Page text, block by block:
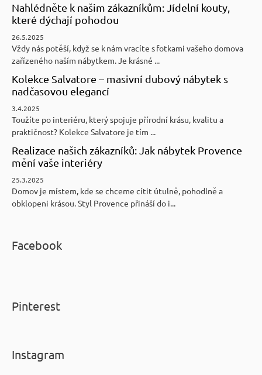
Nahlédněte k našim zákazníkům: Jídelní kouty,
které dýchají pohodou
26.5.2025
Vždy nás potěší, když se k nám vracíte s fotkami vašeho domova
zařízeného naším nábytkem. Je krásné ...
Kolekce Salvatore – masivní dubový nábytek s
nadčasovou elegancí
3.4.2025
Toužíte po interiéru, který spojuje přírodní krásu, kvalitu a
praktičnost? Kolekce Salvatore je tím ...
Realizace našich zákazníků: Jak nábytek Provence
mění vaše interiéry
25.3.2025
Domov je místem, kde se chceme cítit útulně, pohodlně a
obklopeni krásou. Styl Provence přináší do i...
Facebook
Pinterest
Instagram